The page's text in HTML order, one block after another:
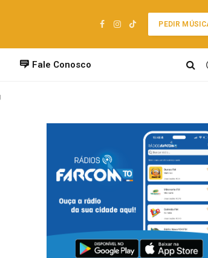
Facebook
Instagram
TikTok
PEDIR
Fale Conosco